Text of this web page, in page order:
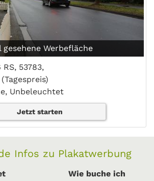
gesehene Werbefläche
RS, 53783,
(Tagespreis)
Unbeleuchtet
Jetzt starten
Infos zu Plakatwerbung
Wie buche ich